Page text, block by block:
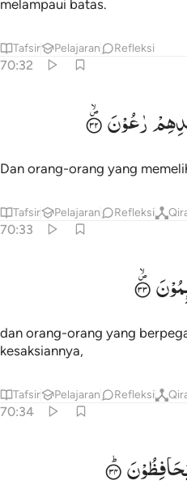
melampaui batas.
Tafsir Pelajaran Refleksi
70:32
رٰعُوْنَ
Dan orang-orang yang
Tafsir Pelajaran Refleksi
70:33
dan orang-orang yang
kesaksiannya,
Tafsir Pelajaran Refleksi
70:34